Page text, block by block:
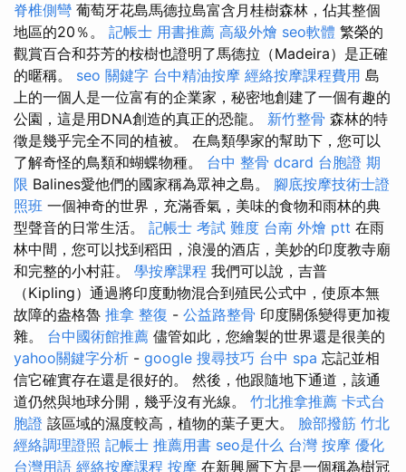
脊椎側彎 葡萄牙花島馬德拉島富含月桂樹森林，佔其整個
地區的20％。 記帳士 用書推薦 高級外燴 seo軟體 繁榮的
觀賞百合和芬芳的桉樹也證明了馬德拉（Madeira）是正確
的暱稱。 seo 關鍵字 台中精油按摩 經絡按摩課程費用 島
上的一個人是一位富有的企業家，秘密地創建了一個有趣的
公園，這是用DNA創造的真正的恐龍。 新竹整骨 森林的特
徵是幾乎完全不同的植被。 在鳥類學家的幫助下，您可以
了解奇怪的鳥類和蝴蝶物種。 台中 整骨 dcard 台胞證 期
限 Balines愛他們的國家稱為眾神之島。 腳底按摩技術士證
照班 一個神奇的世界，充滿香氣，美味的食物和雨林的典
型聲音的日常生活。 記帳士 考試 難度 台南 外燴 ptt 在雨
林中間，您可以找到稻田，浪漫的酒店，美妙的印度教寺廟
和完整的小村莊。 學按摩課程 我們可以說，吉普
（Kipling）通過將印度動物混合到殖民公式中，使原本無
故障的盎格魯 推拿 整復 - 公益路整骨 印度關係變得更加複
雜。 台中國術館推薦 儘管如此，您繪製的世界還是很美的
yahoo關鍵字分析 - google 搜尋技巧 台中 spa 忘記並相
信它確實存在還是很好的。 然後，他跟隨地下通道，該通
道仍然與地球分開，幾乎沒有光線。 竹北推拿推薦 卡式台
胞證 該區域的濕度較高，植物的葉子更大。 臉部撥筋 竹北
經絡調理證照 記帳士 推薦用書 seo是什么 台灣 按摩 優化
台灣用語 經絡按摩課程 按摩 在新興層下方是一個稱為樹冠